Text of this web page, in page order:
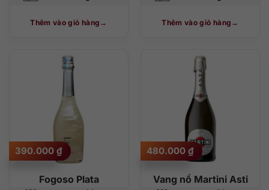
Thêm vào giỏ hàng Thêm vào giỏ hàng
Fogoso Plata
390.000 ₫
Vang nổ Martini Asti
480.000 ₫